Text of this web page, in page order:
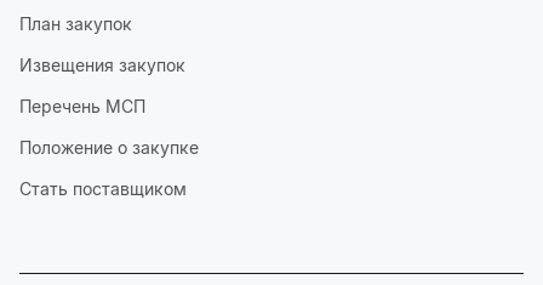
План закупок
Извещения закупок
Перечень МСП
Положение о закупке
Стать поставщиком